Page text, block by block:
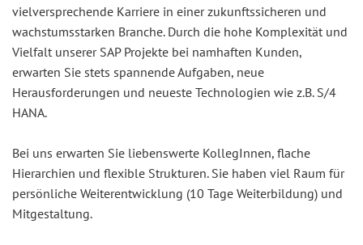
vielversprechende Karriere in einer zukunftssicheren und
wachstumsstarken Branche. Durch die hohe Komplexität und
Vielfalt unserer SAP Projekte bei namhaften Kunden,
erwarten Sie stets spannende Aufgaben, neue
Herausforderungen und neueste Technologien wie z.B. S/4
HANA.
Bei uns erwarten Sie liebenswerte KollegInnen, flache
Hierarchien und flexible Strukturen. Sie haben viel Raum für
persönliche Weiterentwicklung (10 Tage Weiterbildung) und
Mitgestaltung.